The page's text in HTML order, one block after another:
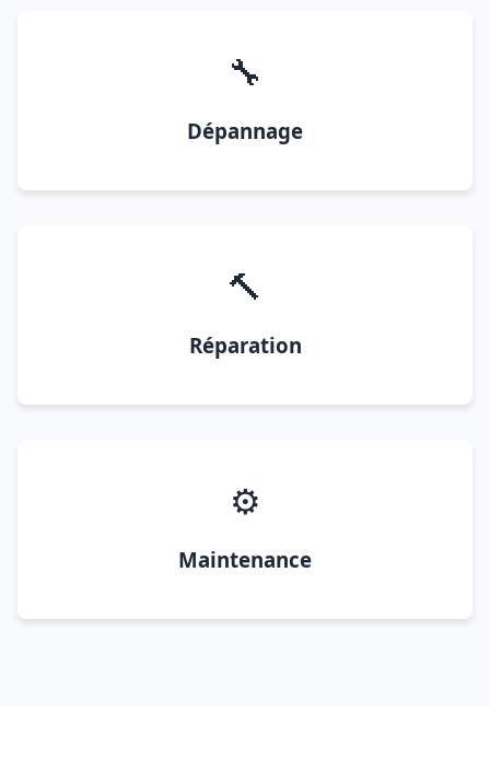
🔧
Dépannage
🔨
Réparation
⚙️
Maintenance